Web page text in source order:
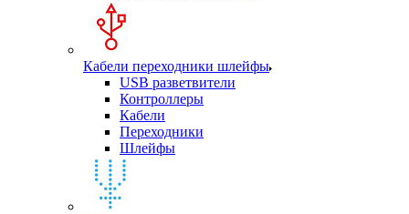
Кабели переходники шлейфы
USB разветвители
Контроллеры
Кабели
Переходники
Шлейфы